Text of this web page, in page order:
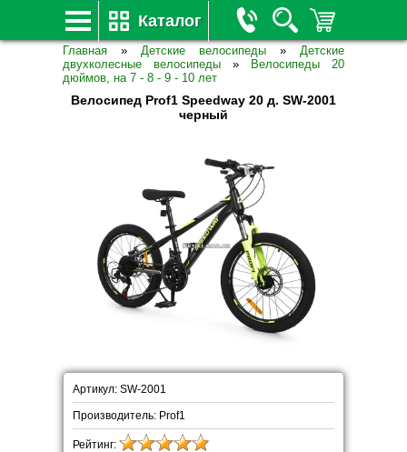
Каталог
Главная » Детские велосипеды » Детские
двухколесные велосипеды
»
Велосипеды 20
дюймов, на 7 - 8 - 9 - 10 лет
Велосипед Prof1 Speedway 20 д. SW-2001
черный
Артикул: SW-2001
Производитель: Prof1
Рейтинг: